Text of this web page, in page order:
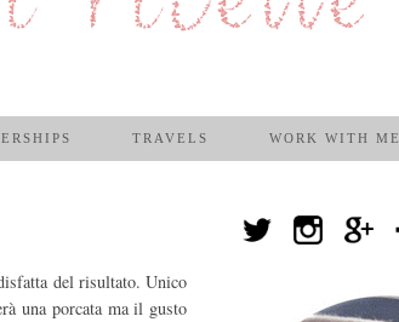
TRAVELS WORK WITH ME
del risultato. Unico
una porcata ma il gusto